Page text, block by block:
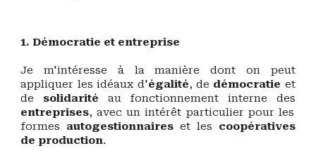
1. Démocratie et entreprise
Je m'intéresse à la manière dont on peut
appliquer les idéaux d'égalité, de démocratie et
de solidarité au fonctionnement interne des
entreprises, avec un intérêt particulier pour les
formes autogestionnaireset les coopératives
de production.